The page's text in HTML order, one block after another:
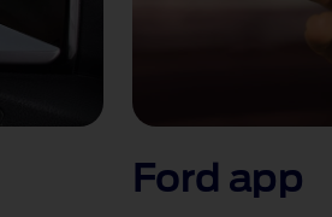
Ford app